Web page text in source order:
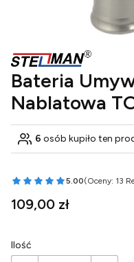
Bateria
Nablatowa
6 osób kupiło ten
5.00(Oceny: 13
Przejdź do
Cena
109,00 zł
Ilość